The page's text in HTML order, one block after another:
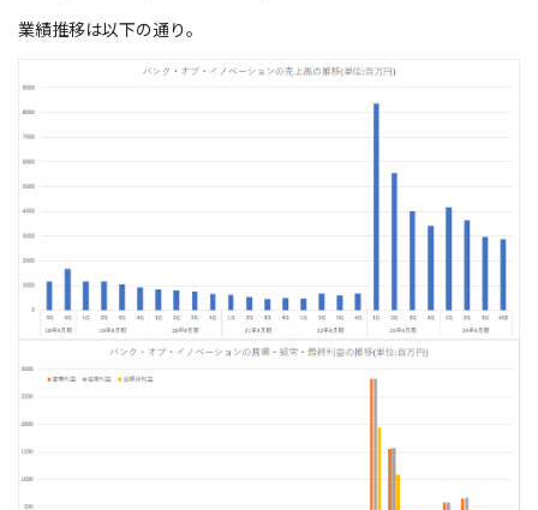
業績推移は以下の通り。